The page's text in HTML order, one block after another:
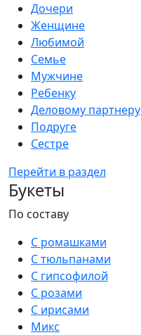
Дочери
Женщине
Любимой
Семье
Мужчине
Ребенку
Деловому партнеру
Подруге
Сестре
Перейти в раздел
Букеты
По составу
С ромашками
С тюльпанами
С гипсофилой
С розами
С ирисами
Микс